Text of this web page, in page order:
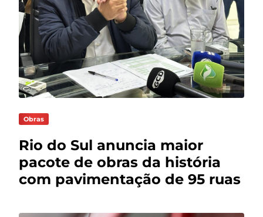
Obras
Rio do Sul anuncia maior
pacote de obras da história
com pavimentação de 95 ruas